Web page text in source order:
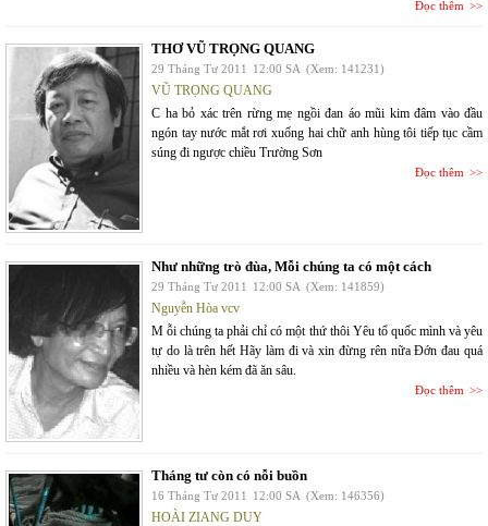
Đọc thêm
THƠ VŨ TRỌNG QUANG
29 Tháng Tư 2011 12:00 SA (Xem: 141231)
VŨ TRỌNG QUANG
C ha bỏ xác trên rừng mẹ ngồi đan áo mũi kim đâm vào đầu
ngón tay nước mắt rơi xuống hai chữ anh hùng tôi tiếp tục cầm
súng đi ngược chiều Trường Sơn
Đọc thêm
Như những trò đùa, Mỗi chúng ta có một cách
29 Tháng Tư 2011 12:00 SA (Xem: 141859)
Nguyễn Hòa vcv
M ỗi chúng ta phải chỉ có một thứ thôi Yêu tổ quốc mình và yêu
tự do là trên hết Hãy làm đi và xin đừng rên nữa Đớn đau quá
nhiều và hèn kém đã ăn sâu.
Đọc thêm
Tháng tư còn có nỗi buồn
16 Tháng Tư 2011 12:00 SA (Xem: 146356)
HOÀI ZIANG DUY